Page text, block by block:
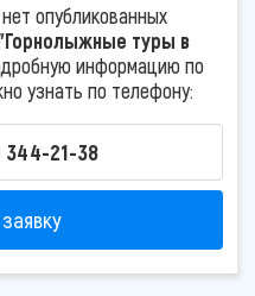
опубликованных
туры в
информацию по
узнать по телефону:
344-21-38